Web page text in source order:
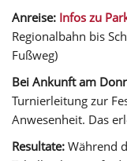
Anreise: Infos zu
Regionalbahn bis
Fußweg)
Bei Ankunft am
Turnierleitung zur
Anwesenheit. Das
Resultate: Während